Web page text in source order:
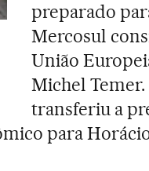
preparado
Mercosul
União
Michel
transferiu a
para